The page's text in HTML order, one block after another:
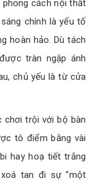
cách nội thất
chính là yếu tố
hoàn hảo. Dù tách
tràn ngập ánh
chủ yếu là từ cửa
chơi trội với bộ bàn
tô điểm bằng vài
hay hoạ tiết trắng
tan đi sự “một